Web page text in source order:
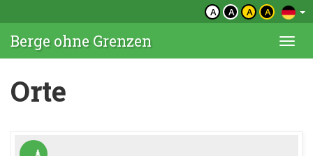
A A A A
Berge ohne Grenzen
Orte